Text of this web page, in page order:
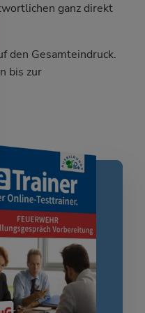
ganz direkt
den Gesamteindruck.
bis zur